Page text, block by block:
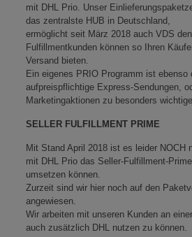
mit DHL Prio. Unser
das zentralste HUB in Deutschland,
ermöglicht seit März 2018 auch VDS
Fulfillmentkunden können so Ihren
Versand bieten.
Ein eigenes PRIO Programm ist ebenso
aufpreispflichtige Express-Sendungen,
Marketingaktionen zu besonders
SELLER FULFILLMENT PRIME
Mit Stand April 2018 ist es leider NOCH
mit DHL Prio das Seller-Fulfillment-
umsetzen können.
Zurzeit sind wir hier noch auf den
angewiesen.
Wir arbeiten mit unseren Kunden an
auch zusätzlich DHL nutzen zu können.